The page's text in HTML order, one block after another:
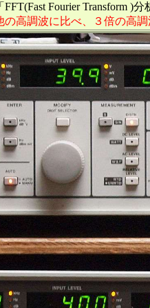
)分析」のオシ
の高調波に比べ、３倍の高